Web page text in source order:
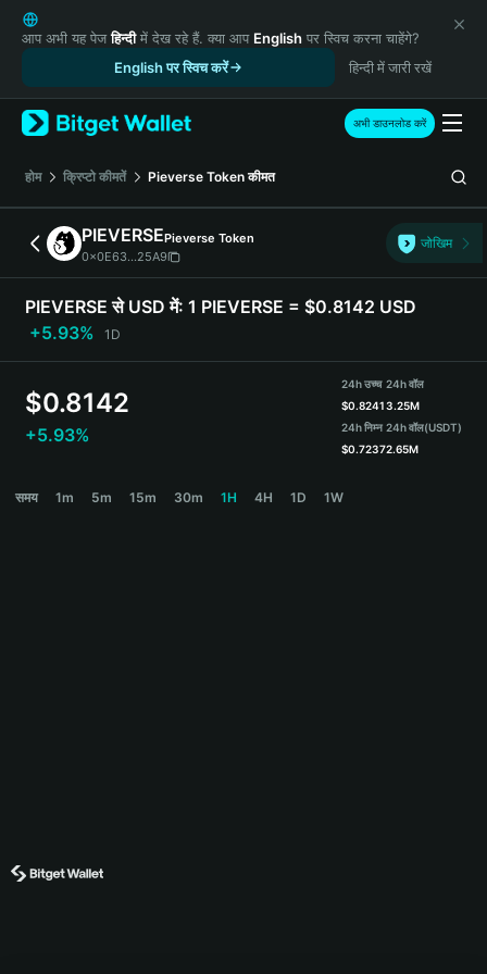
English
日本語
Русский
Español (Latinoamérica)
Türkçe
Italiano
Deutsch
简体中文
繁體中文
Português (Portugal)
Bahasa Indonesia
Español
आप अभी यह पेजहिन्दीमें देख रहे हैं. क्या आप English पर स्विच करना चाहेंगे?
English पर स्विच करें
हिन्दी में जारी रखें
अभी डाउनलोड करें
होम क्रिप्टो कीमतें Pieverse Token कीमत
PIEVERSEPieverse Token
0x0E63...25A9
जोखिम
PIEVERSE से USD में: 1 PIEVERSE = $0.8142 USD
+5.93%
1D
$0.8142
+5.93%
24h उच्च
$0.8241
24h निम्न
$0.7237
24h वॉल
3.25M
24h वॉल(USDT)
2.65M
समय 1m 5m 15m 30m 1H 4H 1D 1W